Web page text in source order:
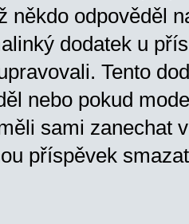
někdo odpověděl
dodatek u
Tento
nebo pokud
sami zanechat
příspěvek